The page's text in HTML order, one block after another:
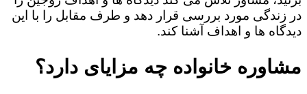
در زندگی مورد بررسی قرار دهد و طرف مقابل را با این
دیدگاه ها و اهداف آشنا کند.
مشاوره خانواده چه مزایای دارد؟